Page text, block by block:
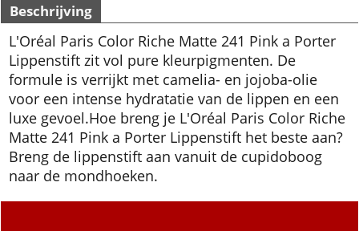
Beschrijving
L'Oréal Paris Color Riche Matte 241 Pink a Porter
Lippenstift zit vol pure kleurpigmenten. De
formule is verrijkt met camelia- en jojoba-olie
voor een intense hydratatie van de lippen en een
luxe gevoel.Hoe breng je L'Oréal Paris Color Riche
Matte 241 Pink a Porter Lippenstift het beste aan?
Breng de lippenstift aan vanuit de cupidoboog
naar de mondhoeken.